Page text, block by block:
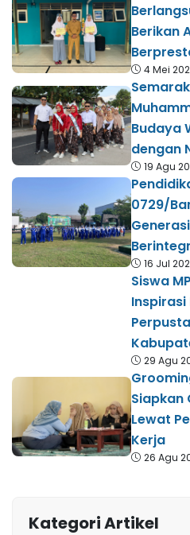
Berikan
4 Mei
Budaya
dengan
19 Agu
0729/
16 Jul
Siswa
Inspirasi
29 Agu
Siapkan
Lewat
Kerja
26 Agu
Kategori Artikel